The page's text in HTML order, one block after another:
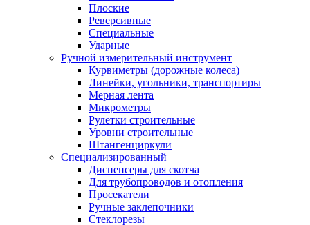
Плоские
Реверсивные
Специальные
Ударные
Ручной измерительный инструмент
Курвиметры (дорожные колеса)
Линейки, угольники, транспортиры
Мерная лента
Микрометры
Рулетки строительные
Уровни строительные
Штангенциркули
Специализированный
Диспенсеры для скотча
Для трубопроводов и отопления
Просекатели
Ручные заклепочники
Стеклорезы